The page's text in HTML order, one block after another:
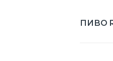
ПИВО